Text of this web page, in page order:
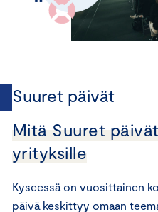
Suuret päivät
Mitä Suuret
yrityksille
Kyseessä on vuosittainen
päivä keskittyy omaan